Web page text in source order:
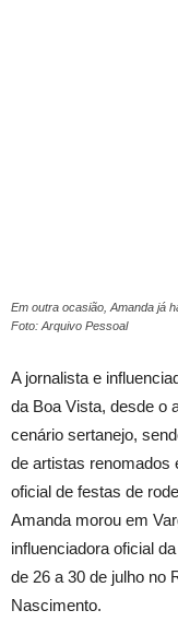
Em outra ocasião, Amanda já
Foto: Arquivo Pessoal
A jornalista e
da Boa Vista, desde o
cenário sertanejo,
de artistas renomados
oficial de festas de
Amanda morou em
influenciadora oficial
de 26 a 30 de julho no
Nascimento.